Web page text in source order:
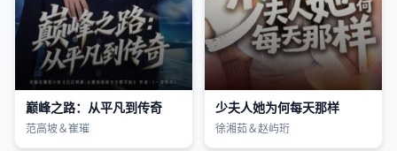
巅峰之路：从平凡到传奇
范高坡＆崔璀
少夫人她为何每天那样
徐湘茹＆赵屿珩